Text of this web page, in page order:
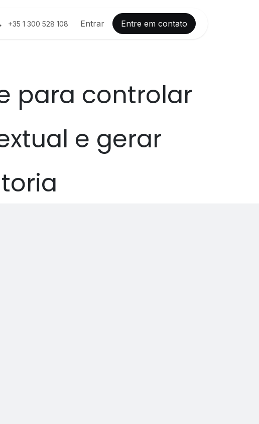
Histórias de sucesso Ajuda Compromisso
+35 1 300 528 108 Entrar Entre em contato
para controlar
e gerar